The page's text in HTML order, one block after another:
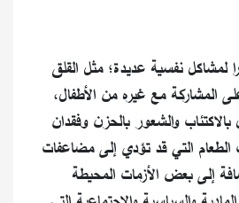
لمشاكل نفسية عديدة؛ مثل القلق
المشاركة مع غيره من الأطفال،
والشعور بالحزن وفقدان
التي قد تؤدي إلى مضاعفات
إلى بعض الأزمات المحيطة